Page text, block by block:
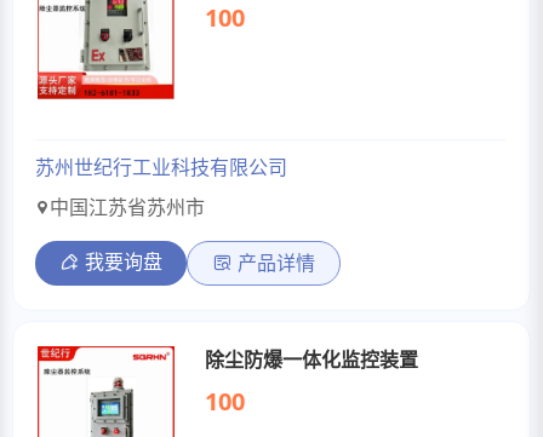
100
苏州世纪行工业科技有限公司
中国江苏省苏州市
我要询盘 产品详情
除尘防爆一体化监控装置
100